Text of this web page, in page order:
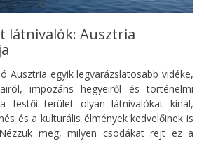
látnivalók: Ausztria
Ausztria egyik legvarázslatosabb vidéke,
impozáns hegyeiről és történelmi
festői terület olyan látnivalókat kínál,
és a kulturális élmények kedvelőinek is
meg, milyen csodákat rejt ez a